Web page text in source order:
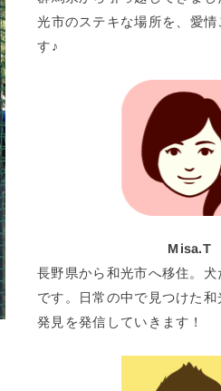
光市のステキな場所を、愛情
す♪
Misa.T
長野県から和光市へ移住。
です。日常の中で見つけた
発見を発信していきます！